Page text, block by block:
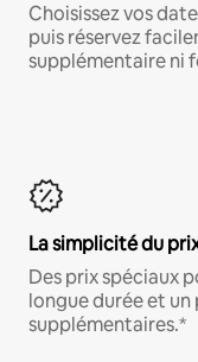
Choisissez vos
puis réservez
supplémentaire ni
La simplicité du
Des prix spéciaux
longue durée et un
supplémentaires.*